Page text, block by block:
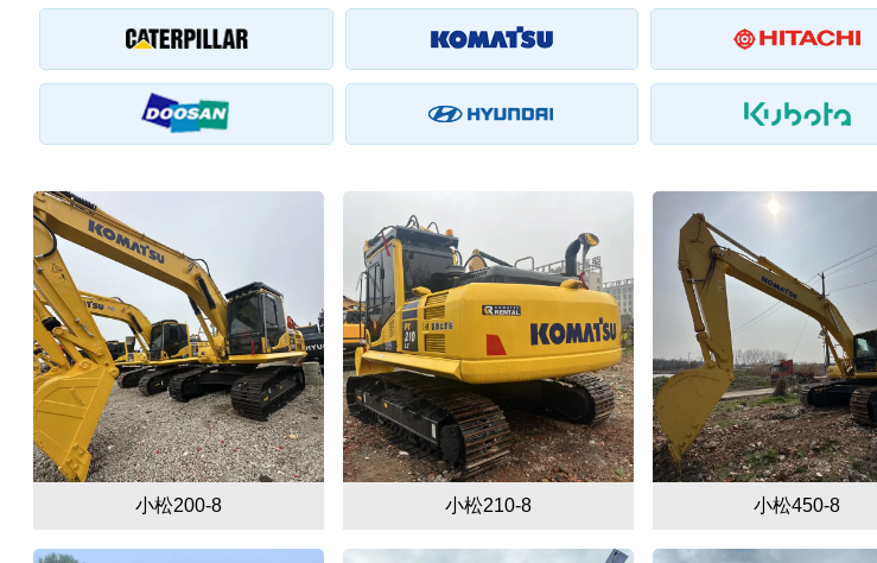
小松200-8 小松210-8 小松450-8